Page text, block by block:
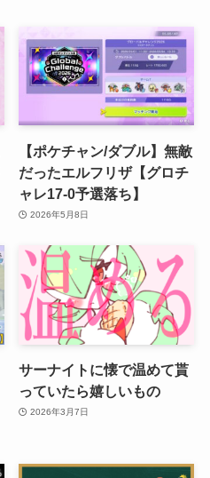
【ポケチャン/ダブル】無敵
だったエルフリザ【グロチ
ャレ17-0予選落ち】
2026年5月8日
サーナイトに懐で温めて貰
っていたら嬉しいもの
2026年3月7日